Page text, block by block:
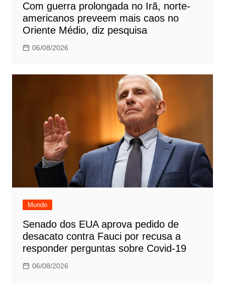
Com guerra prolongada no Irã, norte-
americanos preveem mais caos no
Oriente Médio, diz pesquisa
06/08/2026
Mundo
Senado dos EUA aprova pedido de
desacato contra Fauci por recusa a
responder perguntas sobre Covid-19
06/08/2026